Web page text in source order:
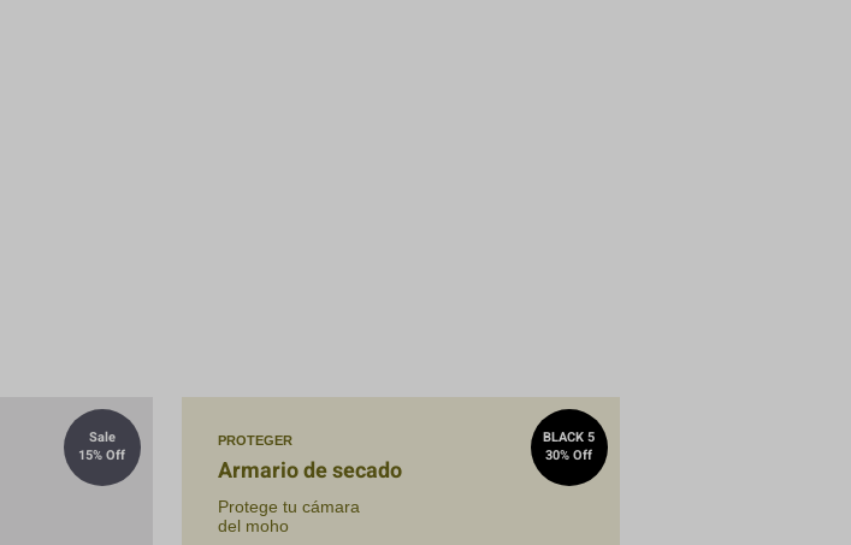
Sale
15% Off
PROTEGER
Armario de secado
Protege tu cámara
del moho
BLACK 5
30% Off